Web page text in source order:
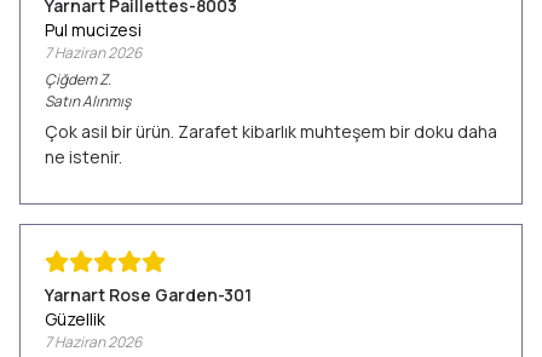
Yarnart Paillettes-8003
Pul mucizesi
7 Haziran 2026
ÇiğdemZ.
Satın Alınmış
Çok asil bir ürün. Zarafet kibarlık muhteşem bir doku daha
ne istenir.
Yarnart Rose Garden-301
Güzellik
7 Haziran 2026